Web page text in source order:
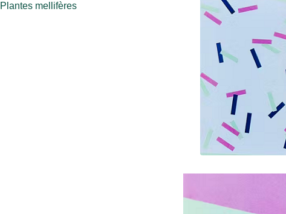
Plantes mellifères